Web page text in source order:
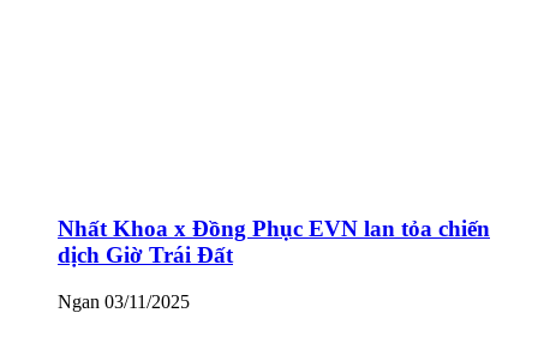
Nhất Khoa x Đồng Phục EVN lan tỏa chiến
dịch Giờ Trái Đất
Ngan 03/11/2025